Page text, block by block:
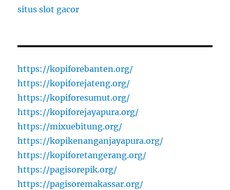
situs slot gacor
https://kopiforebanten.org/
https://kopiforejateng.org/
https://kopiforesumut.org/
https://kopiforejayapura.org/
https://mixuebitung.org/
https://kopikenanganjayapura.org/
https://kopiforetangerang.org/
https://pagisorepik.org/
https://pagisoremakassar.org/